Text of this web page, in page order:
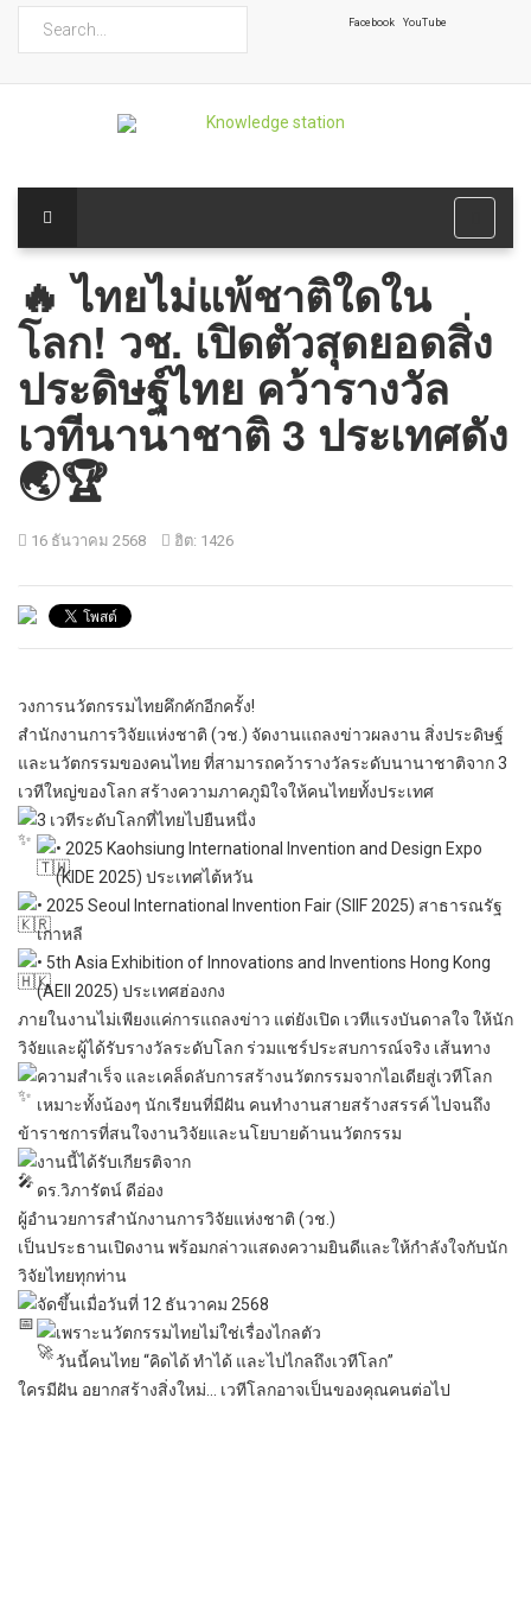
Facebook YouTube
🔥 ไทยไม่แพ้ชาติใดใน
โลก! วช. เปิดตัวสุดยอดสิ่ง
ประดิษฐ์ไทย คว้ารางวัล
เวทีนานาชาติ 3 ประเทศดัง
🌏🏆
16 ธันวาคม 2568 ฮิต: 1426
วงการนวัตกรรมไทยคึกคักอีกครั้ง!
สำนักงานการวิจัยแห่งชาติ (วช.) จัดงานแถลงข่าวผลงาน สิ่งประดิษฐ์
และนวัตกรรมของคนไทย ที่สามารถคว้ารางวัลระดับนานาชาติจาก 3
เวทีใหญ่ของโลก สร้างความภาคภูมิใจให้คนไทยทั้งประเทศ
3 เวทีระดับโลกที่ไทยไปยืนหนึ่ง
• 2025 Kaohsiung International Invention and Design Expo
(KIDE 2025) ประเทศไต้หวัน
• 2025 Seoul International Invention Fair (SIIF 2025) สาธารณรัฐ
เกาหลี
• 5th Asia Exhibition of Innovations and Inventions Hong Kong
(AEII 2025) ประเทศฮ่องกง
ภายในงานไม่เพียงแค่การแถลงข่าว แต่ยังเปิด เวทีแรงบันดาลใจ ให้นัก
วิจัยและผู้ได้รับรางวัลระดับโลก ร่วมแชร์ประสบการณ์จริง เส้นทาง
ความสำเร็จ และเคล็ดลับการสร้างนวัตกรรมจากไอเดียสู่เวทีโลก
เหมาะทั้งน้องๆ นักเรียนที่มีฝัน คนทำงานสายสร้างสรรค์ ไปจนถึง
ข้าราชการที่สนใจงานวิจัยและนโยบายด้านนวัตกรรม
งานนี้ได้รับเกียรติจาก
ดร.วิภารัตน์ ดีอ่อง
ผู้อำนวยการสำนักงานการวิจัยแห่งชาติ (วช.)
เป็นประธานเปิดงาน พร้อมกล่าวแสดงความยินดีและให้กำลังใจกับนัก
วิจัยไทยทุกท่าน
จัดขึ้นเมื่อวันที่ 12 ธันวาคม 2568
เพราะนวัตกรรมไทยไม่ใช่เรื่องไกลตัว
วันนี้คนไทย “คิดได้ ทำได้ และไปไกลถึงเวทีโลก”
ใครมีฝัน อยากสร้างสิ่งใหม่… เวทีโลกอาจเป็นของคุณคนต่อไป